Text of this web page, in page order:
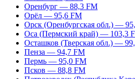
Оренбург — 88,3 FM
Орёл — 95,6 FM
Орск (Оренбургская обл.) —
Оса (Пермский край) — 103,3
Осташков (Тверская обл.) —
Пенза — 94,7 FM
Пермь — 95,0 FM
Псков — 88,8 FM